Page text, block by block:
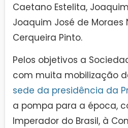
Caetano Estelita,
Joaquim José de Moraes
Cerqueira Pinto.
Pelos objetivos a
com muita mobilização
sede da presidência da
a pompa para a época,
Imperador do Brasil, à